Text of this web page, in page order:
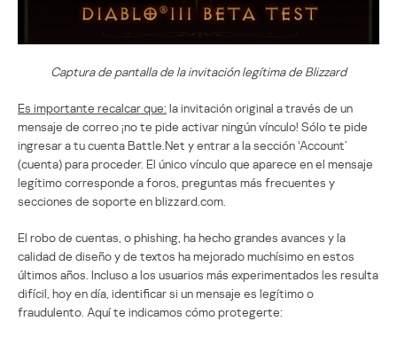
Captura de pantalla de la invitación legítima de Blizzard
Es importante recalcar que: la invitación original a través de un
mensaje de correo ¡no te pide activar ningún vínculo! Sólo te pide
ingresar a tu cuenta Battle.Net y entrar a la sección ‘Account’
(cuenta) para proceder. El único vínculo que aparece en el mensaje
legítimo corresponde a foros, preguntas más frecuentes y
secciones de soporte en blizzard.com.
El robo de cuentas, o phishing, ha hecho grandes avances y la
calidad de diseño y de textos ha mejorado muchísimo en estos
últimos años. Incluso a los usuarios más experimentados les resulta
difícil, hoy en día, identificar si un mensaje es legítimo o
fraudulento. Aquí te indicamos cómo protegerte: